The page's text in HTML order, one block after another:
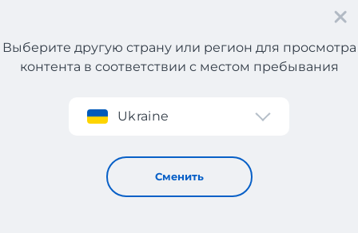
Регистрация
Выберите другую страну или регион для просмотра
контента в соответствии с местом пребывания
Ukraine
Сменить
SUDEXPRESS